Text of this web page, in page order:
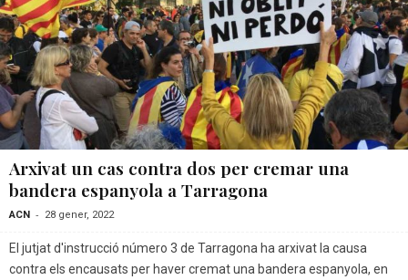
Arxivat un cas contra dos per cremar una
bandera espanyola a Tarragona
ACN - 28 gener, 2022
El jutjat d'instrucció número 3 de Tarragona ha arxivat la causa
contra els encausats per haver cremat una bandera espanyola, en